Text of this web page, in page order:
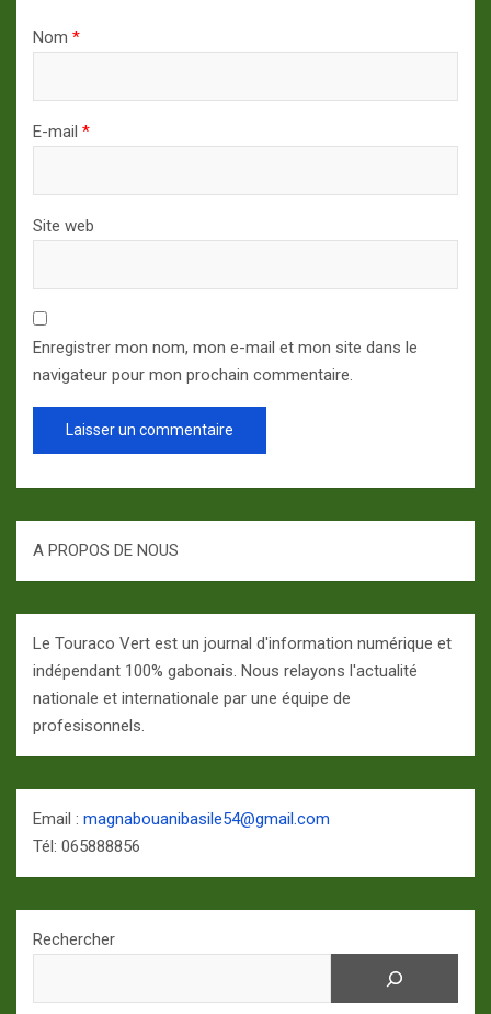
Nom *
E-mail *
Site web
Enregistrer mon nom, mon e-mail et mon site dans le
navigateur pour mon prochain commentaire.
A PROPOS DE NOUS
Le Touraco Vert est un journal d'information numérique et
indépendant 100% gabonais. Nous relayons l'actualité
nationale et internationale par une équipe de
profesisonnels.
Email : magnabouanibasile54@gmail.com
Tél: 065888856
Rechercher